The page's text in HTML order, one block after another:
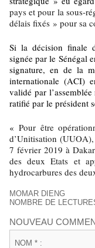
pays et pour la sous-
délais fixés » pour sa
Si la décision finale
signée par le Sénégal
signature, en de la
internationale (ACI)
validé par
ratifié par le président
«Pour être
d’Unitisation
7 février 2019 à
des deux Etats et
hydrocarbures des
MOMAR DIENG
NOMBRE DE
NOUVEAU
NOM * :